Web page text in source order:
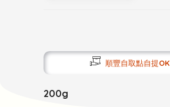
順豐自取點自提OK
200g